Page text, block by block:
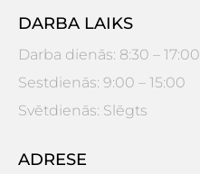
DARBA LAIKS
Darba dienās: 8:30 – 17:00
Sestdienās: 9:00 – 15:00
Svētdienās: Slēgts
ADRESE